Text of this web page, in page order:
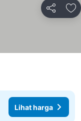
Bagikan
Lihat harga